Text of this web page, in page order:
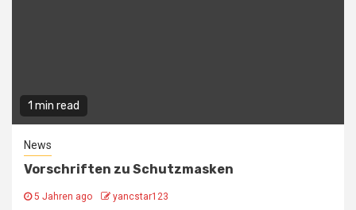
1 min read
News
Vorschriften zu Schutzmasken
5 Jahren ago yancstar123